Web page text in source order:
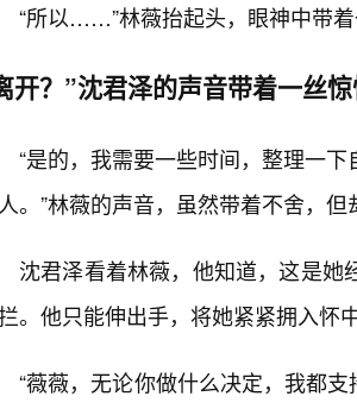
“所以……”林薇抬起头，眼神中带
开？”沈君泽的声音带着一丝
“是的，我需要一些时间，整理一
。”林薇的声音，虽然带着不舍，
沈君泽看着林薇，他知道，这是
。他只能伸出手，将她紧紧拥入怀
“薇薇，无论你做什么决定，我都